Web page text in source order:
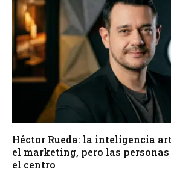
Héctor Rueda: la inteligencia
el marketing, pero las
el centro